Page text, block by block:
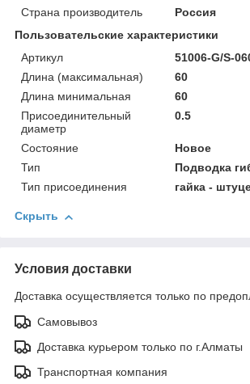
Страна производитель
Россия
Пользовательские характеристики
Артикул
51006-G/S-
Длина (максимальная)
60
Длина минимальная
60
Присоединительный
диаметр
0.5
Состояние
Новое
Тип
Подводка
Тип присоединения
гайка -
Скрыть
Условия доставки
Доставка осуществляется только по
Самовывоз
Доставка курьером только по г.Алматы
Транспортная компания